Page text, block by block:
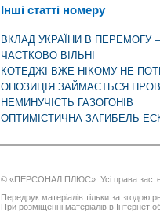
Інші статті номеру
ВКЛАД УКРАЇНИ В ПЕРЕМОГУ
ЧАСТКОВО ВІЛЬНІ
КОТЕДЖІ ВЖЕ НІКОМУ НЕ
ОПОЗИЦІЯ ЗАЙМАЄТЬСЯ
НЕМИНУЧІСТЬ ГАЗОГОНІВ
ОПТИМІСТИЧНА ЗАГИБЕЛЬ
© «ПЕРСОНАЛ ПЛЮС». Усі права
Передрук матеріалів тільки за згодою
При розміщенні матеріалів в Інтернет